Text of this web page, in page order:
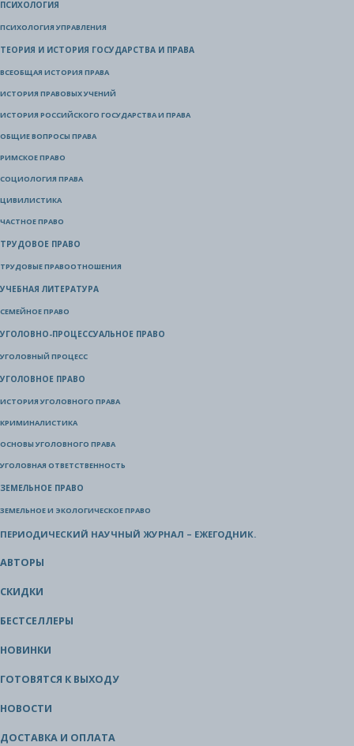
ПСИХОЛОГИЯ
ПСИХОЛОГИЯ УПРАВЛЕНИЯ
ТЕОРИЯ И ИСТОРИЯ ГОСУДАРСТВА И ПРАВА
ВСЕОБЩАЯ ИСТОРИЯ ПРАВА
ИСТОРИЯ ПРАВОВЫХ УЧЕНИЙ
ИСТОРИЯ РОССИЙСКОГО ГОСУДАРСТВА И ПРАВА
ОБЩИЕ ВОПРОСЫ ПРАВА
РИМСКОЕ ПРАВО
СОЦИОЛОГИЯ ПРАВА
ЦИВИЛИСТИКА
ЧАСТНОЕ ПРАВО
ТРУДОВОЕ ПРАВО
ТРУДОВЫЕ ПРАВООТНОШЕНИЯ
УЧЕБНАЯ ЛИТЕРАТУРА
СЕМЕЙНОЕ ПРАВО
УГОЛОВНО-ПРОЦЕССУАЛЬНОЕ ПРАВО
УГОЛОВНЫЙ ПРОЦЕСС
УГОЛОВНОЕ ПРАВО
ИСТОРИЯ УГОЛОВНОГО ПРАВА
КРИМИНАЛИСТИКА
ОСНОВЫ УГОЛОВНОГО ПРАВА
УГОЛОВНАЯ ОТВЕТСТВЕННОСТЬ
ЗЕМЕЛЬНОЕ ПРАВО
ЗЕМЕЛЬНОЕ И ЭКОЛОГИЧЕСКОЕ ПРАВО
ПЕРИОДИЧЕСКИЙ НАУЧНЫЙ ЖУРНАЛ – ЕЖЕГОДНИК.
АВТОРЫ
СКИДКИ
БЕСТСЕЛЛЕРЫ
НОВИНКИ
ГОТОВЯТСЯ К ВЫХОДУ
НОВОСТИ
ДОСТАВКА И ОПЛАТА